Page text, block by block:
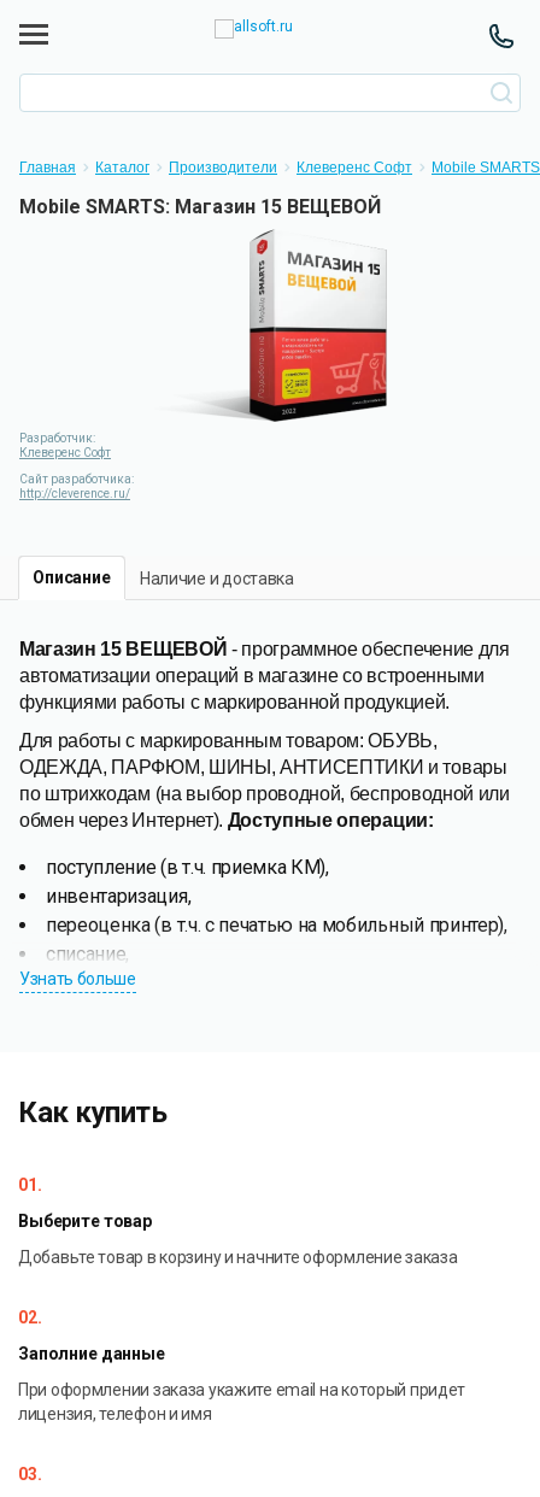
Главная Каталог Производители Клеверенс Софт Mobile
Mobile SMARTS: Магазин 15 ВЕЩЕВОЙ
Разработчик:
Клеверенс Софт
Сайт разработчика:
http://cleverence.ru/
Описание Наличие и доставка
Магазин 15 ВЕЩЕВОЙ - программное обеспечение для
автоматизации операций в магазине со встроенными
функциями работы с маркированной продукцией.
Для работы с маркированным товаром: ОБУВЬ,
ОДЕЖДА, ПАРФЮМ, ШИНЫ, АНТИСЕПТИКИ и товары
по штрихкодам (на выбор проводной, беспроводной или
обмен через Интернет). Доступные операции:
поступление (в т.ч. приемка КМ),
инвентаризация,
переоценка (в т.ч. с печатью на мобильный принтер),
списание,
возврат,
настройки,
информация о товаре, складах, контрагентах, остатках
бессрочная лицензия на 1 (одно) моб. устройство,
подписка на обновления и обмен через Интернет на 1
(один) год
Узнать больше
Как купить
01.
Выберите товар
Добавьте товар в корзину и начните оформление заказа
02.
Заполние данные
При оформлении заказа укажите email на который придет
лицензия, телефон и имя
03.